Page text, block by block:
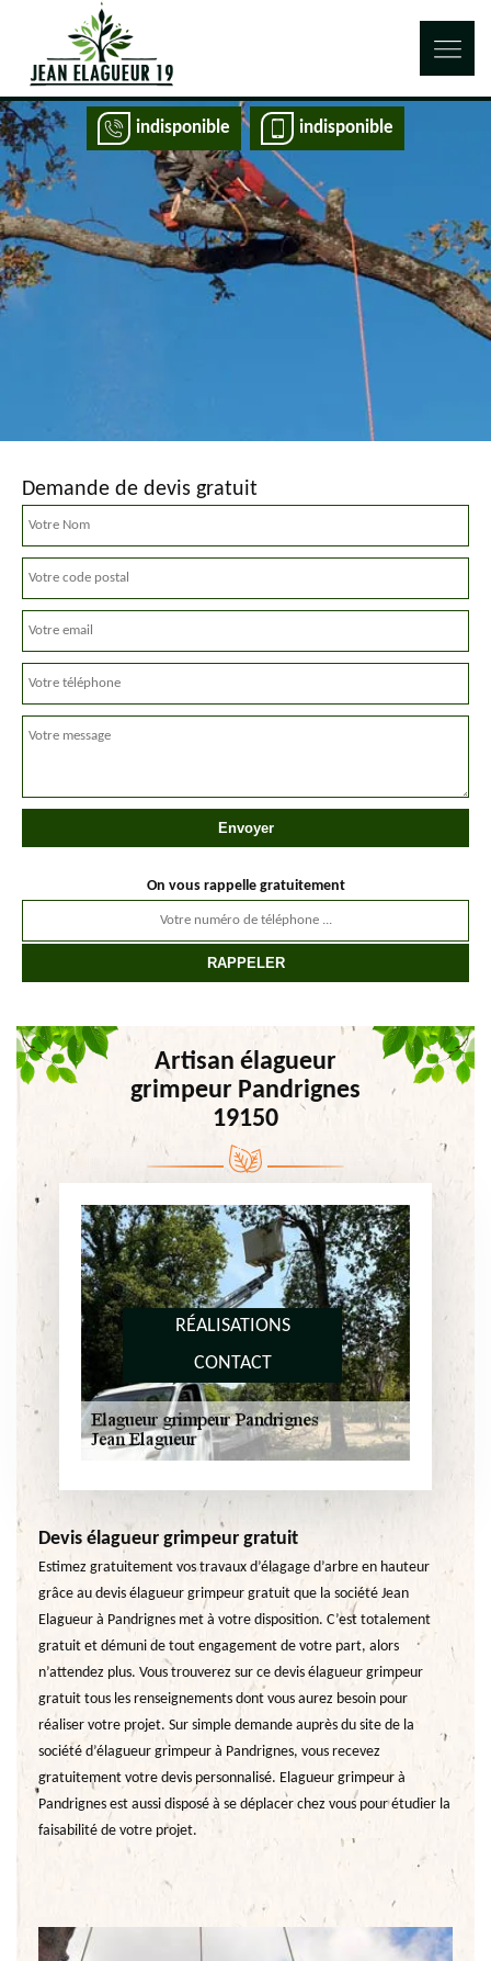
indisponible indisponible
RÉALISATIONS
CONTACT
Demande de devis gratuit
On vous rappelle gratuitement
Artisan élagueur
grimpeur Pandrignes
19150
Devis élagueur grimpeur gratuit
Estimez gratuitement vos travaux d’élagage d’arbre en hauteur
grâce au devis élagueur grimpeur gratuit que la société Jean
Elagueur à Pandrignes met à votre disposition. C’est totalement
gratuit et démuni de tout engagement de votre part, alors
n’attendez plus. Vous trouverez sur ce devis élagueur grimpeur
gratuit tous les renseignements dont vous aurez besoin pour
réaliser votre projet. Sur simple demande auprès du site de la
société d’élagueur grimpeur à Pandrignes, vous recevez
gratuitement votre devis personnalisé. Elagueur grimpeur à
Pandrignes est aussi disposé à se déplacer chez vous pour étudier la
faisabilité de votre projet.